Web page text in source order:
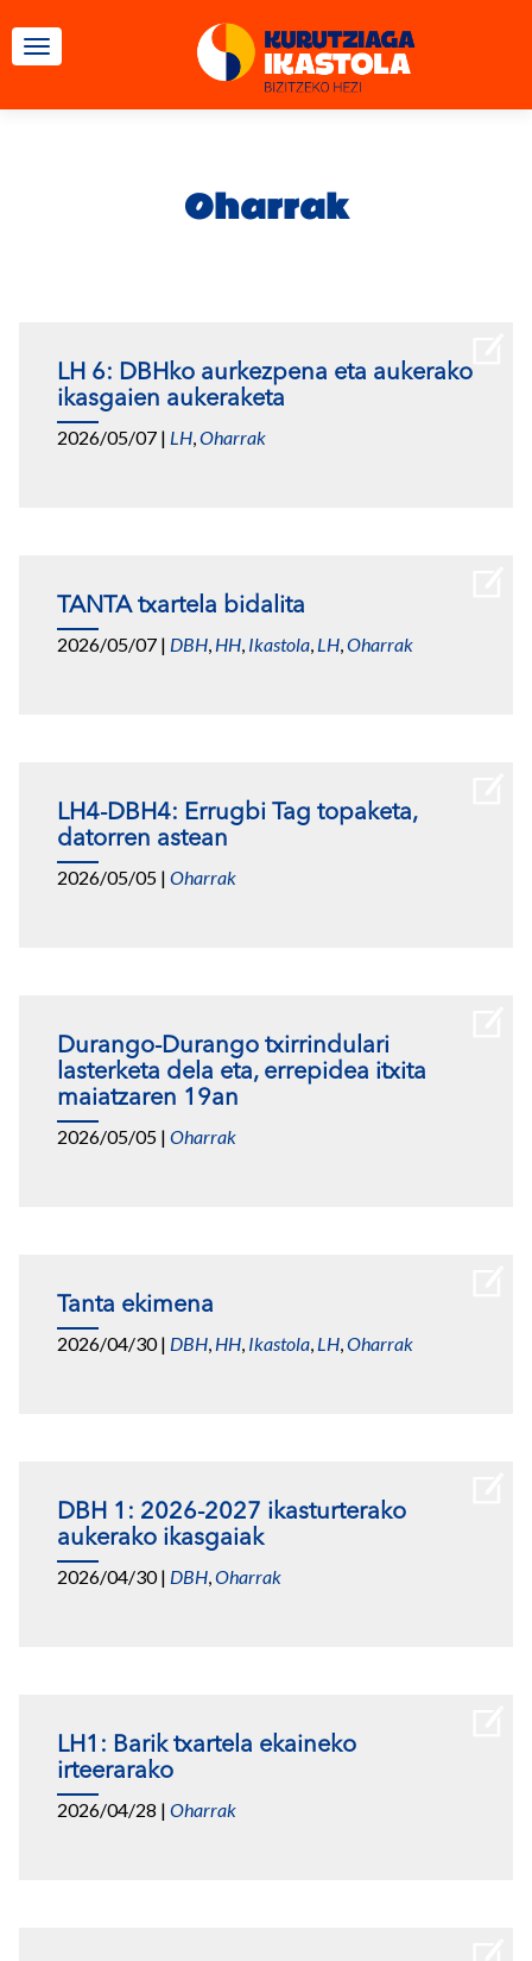
TOGGLE NAVIGATION
Oharrak
LH 6: DBHko aurkezpena eta aukerako
ikasgaien aukeraketa
2026/05/07 | LH,Oharrak
TANTA txartela bidalita
2026/05/07 | DBH, HH, Ikastola, LH,Oharrak
LH4-DBH4: Errugbi Tag topaketa,
datorren astean
2026/05/05 | Oharrak
Durango-Durango txirrindulari
lasterketa dela eta, errepidea itxita
maiatzaren 19an
2026/05/05 | Oharrak
Tanta ekimena
2026/04/30| DBH, HH, Ikastola, LH,Oharrak
DBH 1: 2026-2027 ikasturterako
aukerako ikasgaiak
2026/04/30| DBH,Oharrak
LH1: Barik txartela ekaineko
irteerarako
2026/04/28 | Oharrak